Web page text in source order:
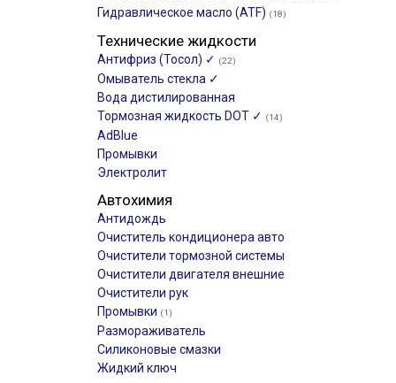
Гидравлическое масло (ATF) (18)
Технические жидкости
Антифриз (Тосол) ✓ (22)
Омыватель стекла ✓
Вода дистилированная
Тормозная жидкость DOT ✓ (14)
AdBlue
Промывки
Электролит
Автохимия
Антидождь
Очиститель кондиционера авто
Очистители тормозной системы
Очистители двигателя внешние
Очистители рук
Промывки (1)
Размораживатель
Силиконовые смазки
Жидкий ключ